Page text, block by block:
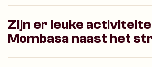
Zijn er leuke
Mombasa naast het